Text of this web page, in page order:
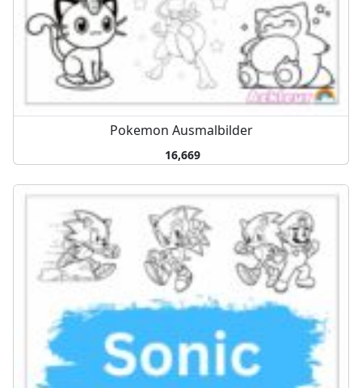
Pokemon Ausmalbilder
16,669